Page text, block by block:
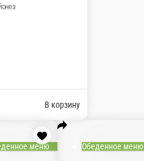
В корзину
меню Обеденное меню